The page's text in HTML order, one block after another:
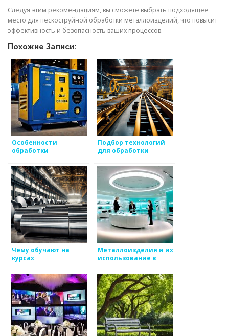
Следуя этим рекомендациям, вы сможете выбрать подходящее
место для пескоструйной обработки металлоизделий, что повысит
эффективность и безопасность ваших процессов.
Похожие Записи:
Особенности
обработки
Подбор технологий
для обработки
металлоизделий
Чему обучают на
курсах
Металлоизделия и их
использование в